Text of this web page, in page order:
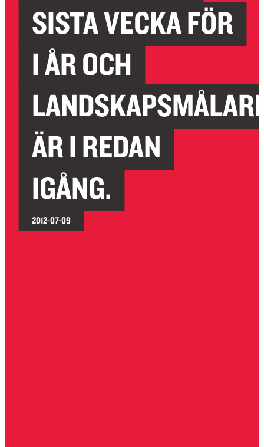
SISTA VECKA FÖR
I ÅR OCH
ÄR I REDAN
IGÅNG.
2012-07-09